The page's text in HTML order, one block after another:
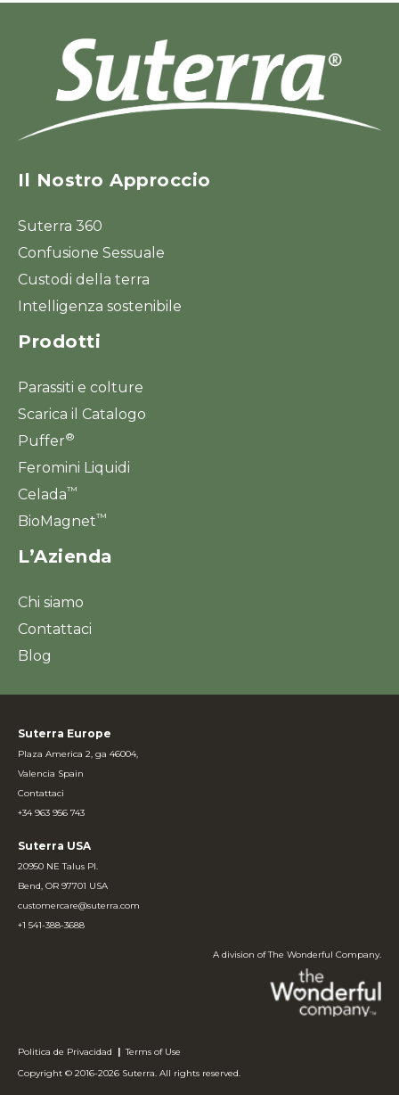
Il Nostro Approccio
Suterra 360
Confusione Sessuale
Custodi della terra
Intelligenza sostenibile
Prodotti
Parassiti e colture
Scarica il Catalogo
Puffer®
Feromini Liquidi
Celada™
BioMagnet™
L’Azienda
Chi siamo
Contattaci
Blog
Suterra Europe
Plaza America 2, ga 46004,
Valencia Spain
Contattaci
+34 963 956 743
Suterra USA
20950 NE Talus Pl.
Bend, OR 97701 USA
customercare@suterra.com
+1 541-388-3688
A division of The Wonderful Company.
Politica de Privacidad
Terms of Use
Copyright © 2016-2026 Suterra. All rights reserved.